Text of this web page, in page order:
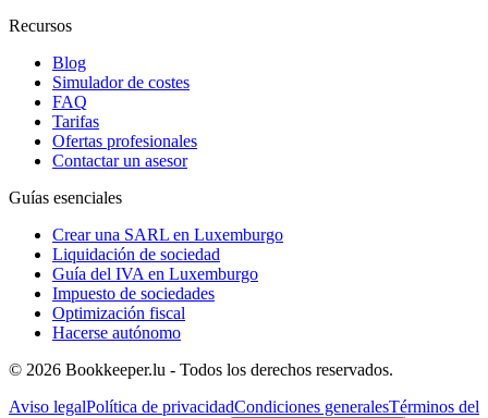
Recursos
Blog
Simulador de costes
FAQ
Tarifas
Ofertas profesionales
Contactar un asesor
Guías esenciales
Crear una SARL en Luxemburgo
Liquidación de sociedad
Guía del IVA en Luxemburgo
Impuesto de sociedades
Optimización fiscal
Hacerse autónomo
© 2026 Bookkeeper.lu - Todos los derechos reservados.
Aviso legalPolítica de privacidadCondiciones generalesTérminos del